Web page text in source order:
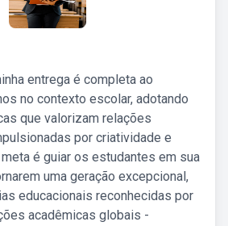
entrega é completa ao
no contexto escolar, adotando
que valorizam relações
por criatividade e
é guiar os estudantes em sua
uma geração excepcional,
educacionais reconhecidas por
acadêmicas globais -